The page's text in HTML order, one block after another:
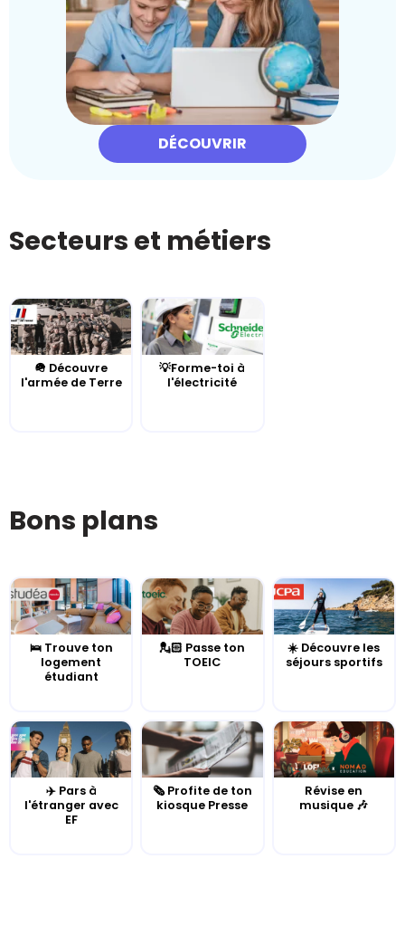
DÉCOUVRIR
Secteurs et métiers
🪖 Découvre
l'armée de Terre
💡Forme-toi à
l'électricité
Bons plans
🛌 Trouve ton
logement
étudiant
💂🏻 Passe ton
TOEIC
☀️ Découvre les
séjours sportifs
✈️ Pars à
l'étranger avec
EF
🗞️ Profite de ton
kiosque Presse
Révise en
musique 🎶